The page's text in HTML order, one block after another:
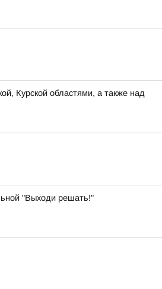
Курской областями, а также над
"Выходи решать!"